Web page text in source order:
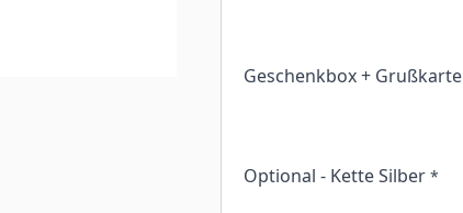
Geschenkbox + Grußkarte
Optional - Kette Silber *